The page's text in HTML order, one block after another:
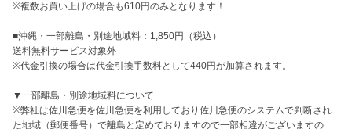
※複数お買い上げの場合も610円のみとなります！
■沖縄・一部離島・別途地域料：1,850円（税込）
送料無料サービス対象外
※代金引換の場合は代金引換手数料として440円が加算されます。
--------------------------------------------------------
▼一部離島・別途地域料について
※弊社は佐川急便を佐川急便を利用しており佐川急便のシステムで判断され
た地域（郵便番号）で離島と定めておりますので一部相違がございますの